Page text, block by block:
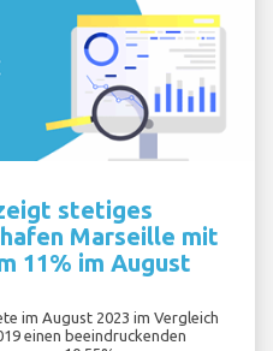
stetiges
Marseille mit
11% im August
im August 2023 im Vergleich
einen beeindruckenden